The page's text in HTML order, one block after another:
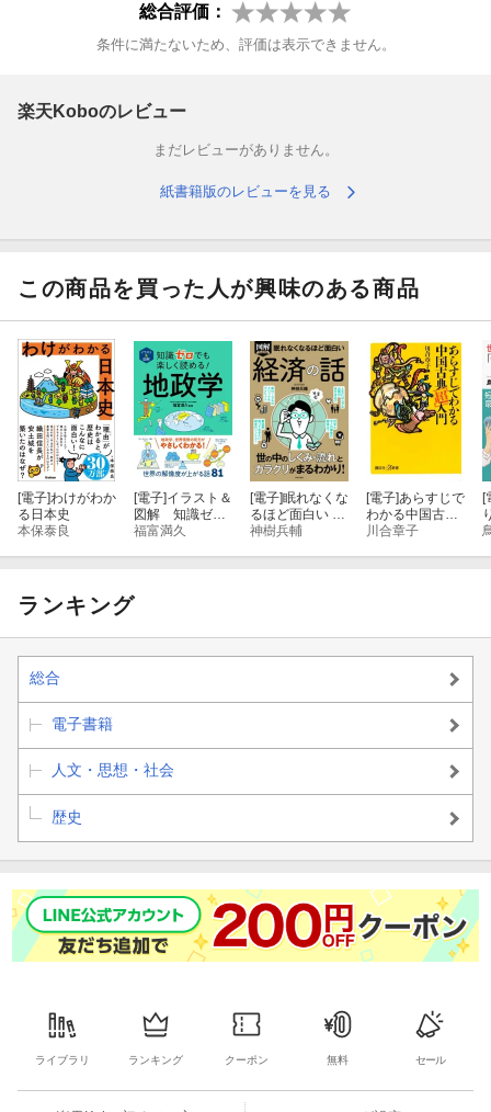
Q．コロンブスはなぜ西回り航路でアジアを目指したの？
…など、83のQ＆Aを掲載。
総合評価：
条件に満たないため、評価は表示できません。
楽天Koboのレビュー
まだレビューがありません。
紙書籍版のレビューを見る
この商品を買った人が興味のある商品
[電子]わけがわか
る日本史
本保泰良
[電子]イラスト＆
図解 知識ゼロ
でも楽しく読め
福富満久
[電子]眠れなくな
るほど面白い 図
解プレミアム 経
神樹兵輔
[電子]あらすじで
わかる中国古典
「超」入門
川合章子
[
ランキング
総合
電子書籍
人文・思想・社会
歴史
ライブラリ ランキング クーポン 無料 セール